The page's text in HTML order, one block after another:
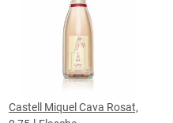
Castell Miquel Cava Rosat,